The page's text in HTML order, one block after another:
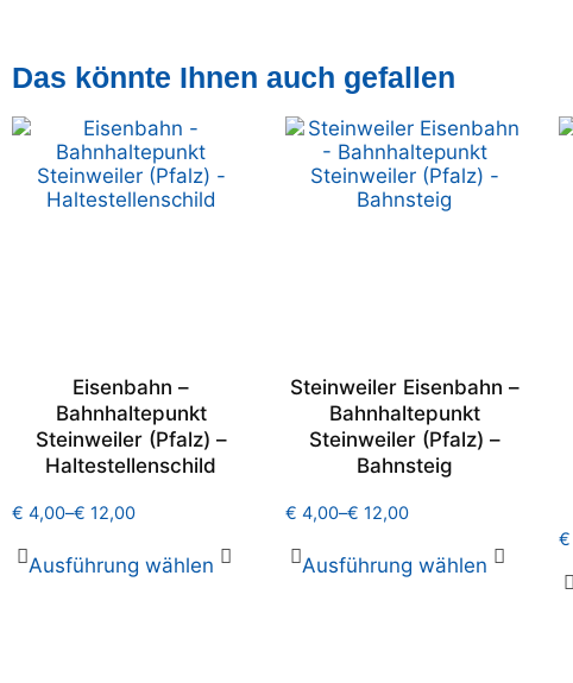
Das könnte Ihnen auch gefallen
Eisenbahn –
Bahnhaltepunkt
Steinweiler (Pfalz) –
Haltestellenschild
€ 4,00–€ 12,00
Ausführung wählen
Steinweiler Eisenbahn –
Bahnhaltepunkt
Steinweiler (Pfalz) –
Bahnsteig
€ 4,00–€ 12,00
Ausführung wählen
€